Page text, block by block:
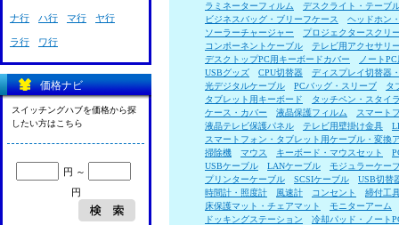
ラミネーターフィルム
デスクライト・テーブ
ビジネスバッグ・ブリーフケース
ヘッドホン
ソーラーチャージャー
プロジェクタースクリ
コンポーネントケーブル
テレビ用アクセサリ
デスクトップPC用キーボードカバー
ノート
USBグッズ
CPU切替器
ディスプレイ切替器
光デジタルケーブル
PCバッグ・スリーブ
タ
タブレット用キーボード
タッチペン・スタイ
ケース・カバー
液晶保護フィルム
スマート
液晶テレビ保護パネル
テレビ用壁掛け金具
スマートフォン・タブレット用ケーブル・変換
掃除機
マウス キーボード・マウスセット
USBケーブル
LANケーブル
モジュラーケー
プリンターケーブル
SCSIケーブル
USB切替
時間計・照度計
風速計 コンセント
締付工
床保護マット・チェアマット
モニターアーム
ドッキングステーション
冷却パッド・ノート
ナ行 ハ行 マ行 ヤ行
ラ行 ワ行
価格ナビ
スイッチングハブを価格から探
したい方はこちら
円 ～
円